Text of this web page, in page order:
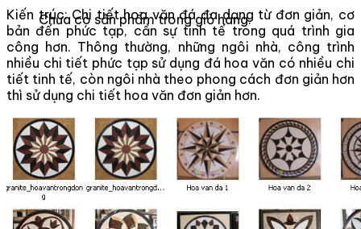
Chưa có sản phẩm trong giỏ hàng.
Kiến trúc: Chi tiết hoa văn đá đa dạng từ đơn giản, cơ
bản đến phức tạp, cần sự tinh tế trong quá trình gia
công hơn. Thông thường, những ngôi nhà, công trình
nhiều chi tiết phức tạp sử dụng đá hoa văn có nhiều chi
tiết tinh tế, còn ngôi nhà theo phong cách đơn giản hơn
thì sử dụng chi tiết hoa văn đơn giản hơn.